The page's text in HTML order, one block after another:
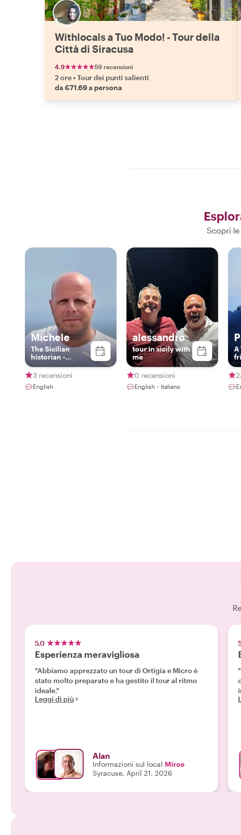
Withlocals a Tuo Modo! - Tour della
Città di Siracusa
4.9 59 recensioni
2 ore•Tour dei punti salienti
da €71.69 a persona
Scopri
Michele
The Sicilian
historian -
American style
3 recensioni
English
alessandro
tour in sicily with
me
0 recensioni
English・Italiano
A
5.0
Esperienza meravigliosa
"Abbiamo apprezzato un tour di Ortigia e Micro è
stato molto preparato e ha gestito il tour al ritmo
ideale."
Leggi di più
Alan
Informazioni sul local Mirco
Syracuse, April 21, 2026